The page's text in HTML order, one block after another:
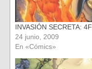
INVASIÓN SECRETA: 4F
24 junio, 2009
En «Cómics»